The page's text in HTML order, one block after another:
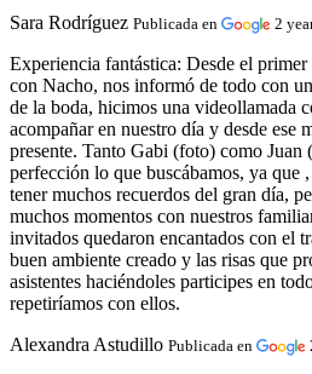
Sara Rodríguez Publicada en 2
Experiencia fantástica: Desde el primer
con Nacho, nos informó de todo con
de la boda, hicimos una videollamada
acompañar en nuestro día y desde ese
presente. Tanto Gabi (foto) como Juan
perfección lo que buscábamos, ya que
tener muchos recuerdos del gran día,
muchos momentos con nuestros
invitados quedaron encantados con el
buen ambiente creado y las risas que
asistentes haciéndoles participes en
repetiríamos con ellos.
Alexandra Astudillo Publicada en